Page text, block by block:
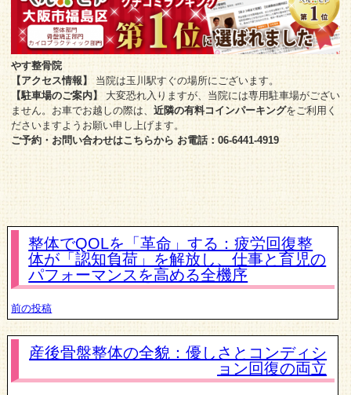
やす整骨院
【アクセス情報】 当院は玉川駅すぐの場所にございます。
【駐車場のご案内】
大変恐れ入りますが、当院には専用駐車場がござい
ません。お車でお越しの際は、 近隣の有料コインパーキングをご利用く
ださいますようお願い申し上げます。
ご予約・お問い合わせはこちらから お電話：06-6441-4919
整体でQOLを「革命」する：疲労回復整
体が「認知負荷」を解放し、仕事と育児の
パフォーマンスを高める全機序
前の投稿
産後骨盤整体の全貌：優しさとコンディシ
ョン回復の両立